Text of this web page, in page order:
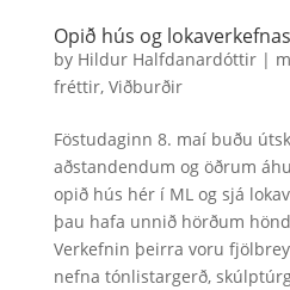
Opið hús og
by Hildur Halfdanardóttir|
fréttir, Viðburðir
Föstudaginn 8. maí buðu
aðstandendum og öðrum
opið hús hér í ML og sjá
þau hafa unnið hörðum
Verkefnin þeirra voru
nefna tónlistargerð,